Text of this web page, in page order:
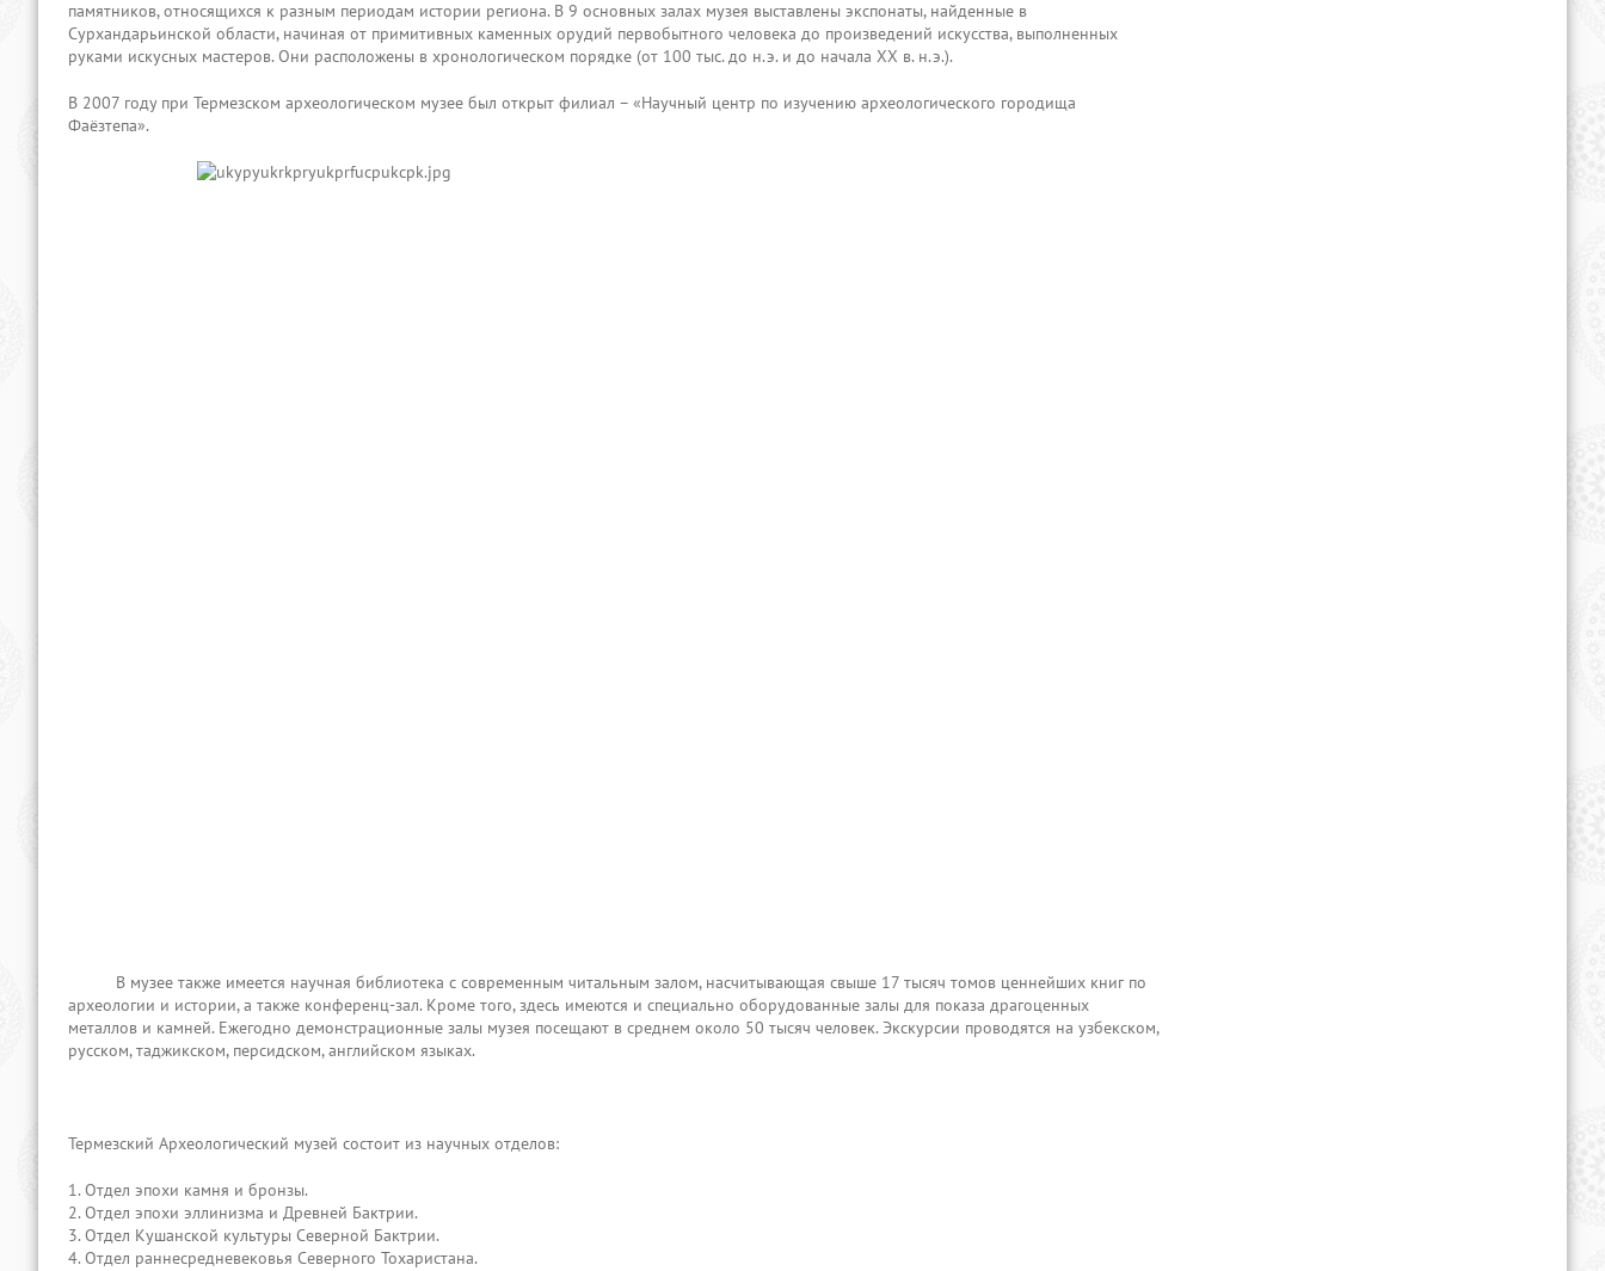
памятников, относящихся к разным периодам истории региона. В 9 основных залах музея выставлены экспонаты, найденные в
Сурхандарьинской области, начиная от примитивных каменных орудий первобытного человека до произведений искусства, выполненных
руками искусных мастеров. Они расположены в хронологическом порядке (от 100 тыс. до н.э. и до начала ХХ в. н.э.).
В 2007 году при Термезском археологическом музее был открыт филиал – «Научный центр по изучению археологического городища
Фаёзтепа».
В музее также имеется научная библиотека с современным читальным залом, насчитывающая свыше 17 тысяч томов ценнейших книг по
археологии и истории, а также конференц-зал. Кроме того, здесь имеются и специально оборудованные залы для показа драгоценных
металлов и камней. Ежегодно демонстрационные залы музея посещают в среднем около 50 тысяч человек. Экскурсии проводятся на узбекском,
русском, таджикском, персидском, английском языках.
Термезский Археологический музей состоит из научных отделов:
1. Отдел эпохи камня и бронзы.
2. Отдел эпохи эллинизма и Древней Бактрии.
3. Отдел Кушанской культуры Северной Бактрии.
4. Отдел раннесредневековья Северного Тохаристана.